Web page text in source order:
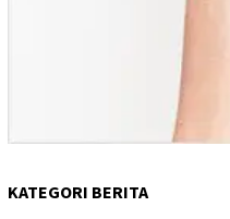
KATEGORI BERITA